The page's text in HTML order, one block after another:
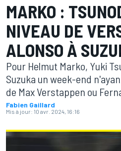
MARKO :
NIVEAU DE
ALONSO À
Pour Helmut Marko, Yuki
Suzuka un week-end
de Max Verstappen ou
Fabien Gaillard
Mis à jour: 10 avr. 2024, 16:16